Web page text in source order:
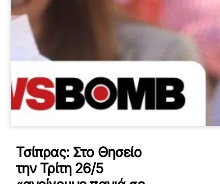
Τσίπρας: Στο Θησείο
την Τρίτη 26/5